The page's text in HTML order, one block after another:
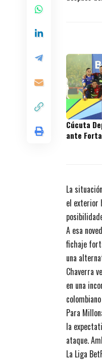
Cúcuta
ante
La
el exterior
A esa
fichaje
una
Chaverra
en una
Para
la
ataque.
La Liga